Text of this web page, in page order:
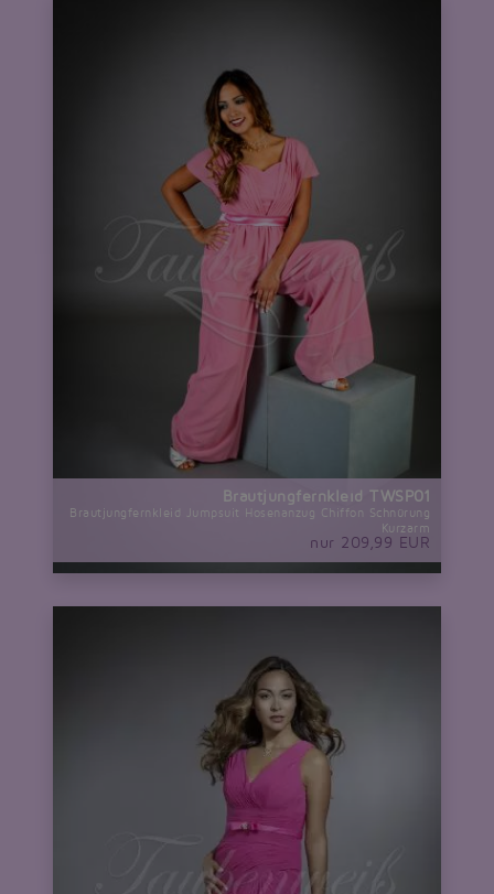
Brautjungfernkleid TWSP01
Brautjungfernkleid Jumpsuit Hosenanzug Chiffon Schnürung
Kurzarm
nur 209,99 EUR